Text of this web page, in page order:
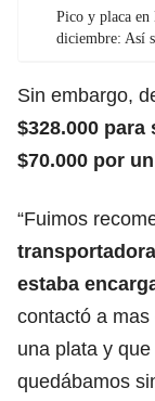
Pico y placa en
diciembre: Así
Sin embargo,
$328.000
$70.000 por
“Fuimos
estaba
contactó a
una plata y
quedábamos